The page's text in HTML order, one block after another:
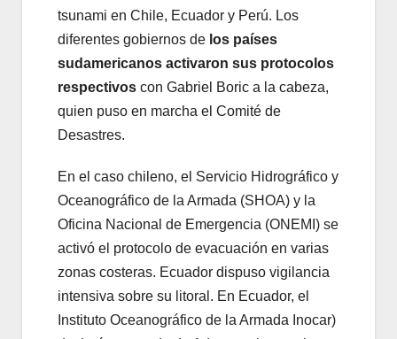
tsunami en Chile, Ecuador y Perú. Los
diferentes gobiernos de los países
sudamericanos activaron sus protocolos
respectivos con Gabriel Boric a la cabeza,
quien puso en marcha el Comité de
Desastres.
En el caso chileno, el Servicio Hidrográfico y
Oceanográfico de la Armada (SHOA) y la
Oficina Nacional de Emergencia (ONEMI) se
activó el protocolo de evacuación en varias
zonas costeras. Ecuador dispuso vigilancia
intensiva sobre su litoral. En Ecuador, el
Instituto Oceanográfico de la Armada Inocar)